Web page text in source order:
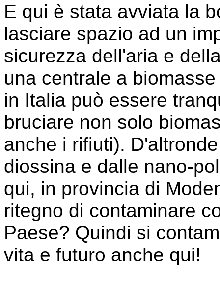
E qui è stata avviata la
lasciare spazio ad un
sicurezza dell'aria e
una centrale a
in Italia può essere
bruciare non solo
anche i rifiuti).
diossina e dalle nano-
qui, in provincia di
ritegno di contaminare
Paese? Quindi si
vita e futuro anche qui!